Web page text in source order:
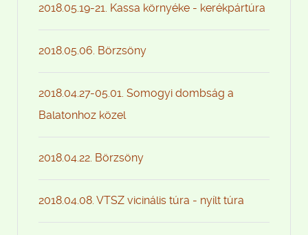
2018.05.19-21. Kassa környéke - kerékpártúra
2018.05.06. Börzsöny
2018.04.27-05.01. Somogyi dombság a
Balatonhoz közel
2018.04.22. Börzsöny
2018.04.08. VTSZ vicinális túra - nyílt túra